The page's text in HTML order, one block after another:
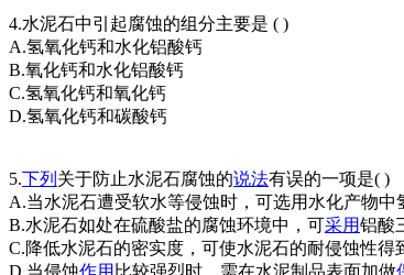
4.水泥石中引起腐蚀的组分主要是 ( )
A.氢氧化钙和水化铝酸钙
B.氧化钙和水化铝酸钙
C.氢氧化钙和氧化钙
D.氢氧化钙和碳酸钙
5.下列 关于防止水泥石腐蚀的说法有误的一项是( )
A.当水泥石遭受软水等侵蚀时，可选用水化产物中
B.水泥石如处在硫酸盐的腐蚀环境中，可采用铝酸
C.降低水泥石的密实度，可使水泥石的耐侵蚀性得
D.当侵蚀作用 比较强烈时，需在水泥制品表面加做